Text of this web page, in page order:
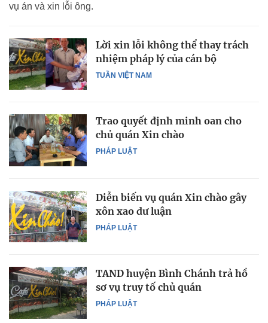
vụ án và xin lỗi ông.
TUẦN VIỆT NAM
Lời xin lỗi không thể thay trách
nhiệm pháp lý của cán bộ
PHÁP LUẬT
Trao quyết định minh oan cho
chủ quán Xin chào
PHÁP LUẬT
Diễn biến vụ quán Xin chào gây
xôn xao dư luận
PHÁP LUẬT
TAND huyện Bình Chánh trả hồ
sơ vụ truy tố chủ quán